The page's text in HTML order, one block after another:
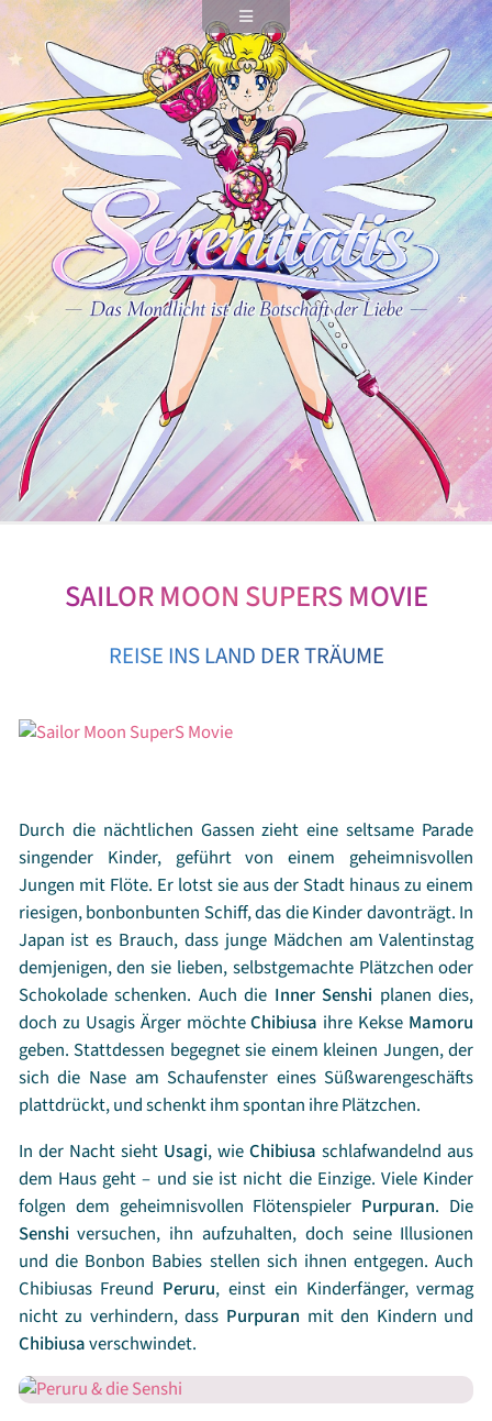
SAILOR MOON SUPERS MOVIE
REISE INS LAND DER TRÄUME
Durch die nächtlichen Gassen zieht eine seltsame Parade
singender Kinder, geführt von einem geheimnisvollen
Jungen mit Flöte. Er lotst sie aus der Stadt hinaus zu einem
riesigen, bonbonbunten Schiff, das die Kinder davonträgt. In
Japan ist es Brauch, dass junge Mädchen am Valentinstag
demjenigen, den sie lieben, selbstgemachte Plätzchen oder
Schokolade schenken. Auch die InnerSenshi planen dies,
doch zu Usagis Ärger möchteChibiusa ihre Kekse Mamoru
geben. Stattdessen begegnet sie einem kleinen Jungen, der
sich die Nase am Schaufenster eines Süßwarengeschäfts
plattdrückt, und schenkt ihm spontan ihre Plätzchen.
In der Nacht sieht Usagi, wieChibiusa schlafwandelnd aus
dem Haus geht – und sie ist nicht die Einzige. Viele Kinder
folgen dem geheimnisvollen Flötenspieler Purpuran. Die
Senshi versuchen, ihn aufzuhalten, doch seine Illusionen
und die Bonbon Babies stellen sich ihnen entgegen. Auch
Chibiusas Freund Peruru, einst ein Kinderfänger, vermag
nicht zu verhindern, dass Purpuran mit den Kindern und
Chibiusaverschwindet.